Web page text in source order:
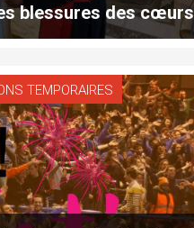
blessures des cœurs
TEMPORAIRES